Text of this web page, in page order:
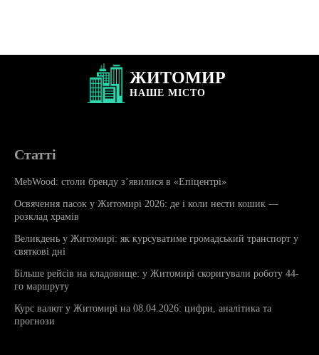
ЖИТОМИР
НАШЕ МІСТО
Статті
MebWood: столи бренду з’явилися в «Епіцентрі»
Освячення пасок у Житомирі 2026: де і коли нести кошик —
розклад храмів
Великдень у Житомирі: як курсуватиме громадський транспорт у
святкові дні
Більше рейсів на кладовище: у Житомирі скоригували роботу 44-
го маршруту
Курс валют у Житомирі на 08.04.2026: цифри, аналітика та
прогнози